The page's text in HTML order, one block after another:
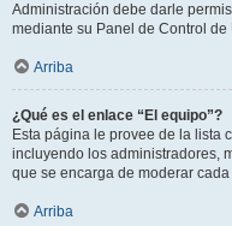
Administración debe darle
mediante su Panel de Control de
Arriba
¿Qué es el enlace “El equipo”?
Esta página le provee de la lista
incluyendo los administradores,
que se encarga de moderar
Arriba